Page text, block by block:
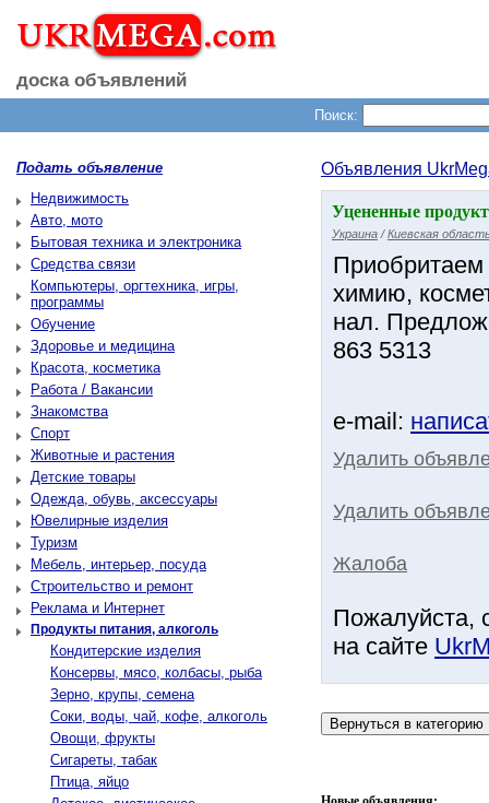
доска объявлений
Поиск:
Подать объявление
Недвижимость
Авто, мото
Бытовая техника и электроника
Средства связи
Компьютеры, оргтехника, игры,
программы
Обучение
Здоровье и медицина
Красота, косметика
Работа / Вакансии
Знакомства
Спорт
Животные и растения
Детские товары
Одежда, обувь, аксессуары
Ювелирные изделия
Туризм
Мебель, интерьер, посуда
Строительство и ремонт
Реклама и Интернет
Продукты питания, алкоголь
Кондитерские изделия
Консервы, мясо, колбасы, рыба
Зерно, крупы, семена
Соки, воды, чай, кофе, алкоголь
Овощи, фрукты
Сигареты, табак
Птица, яйцо
Объявления
Уцененные
Украина /Киевская
химию,
нал.
863 5313
e-mail:
Удалить
Удалить
Жалоба
Пожалуйста,
на сайте